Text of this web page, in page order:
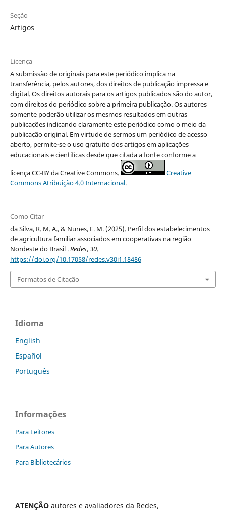
Seção
Artigos
Licença
A submissão de originais para este periódico implica na
transferência, pelos autores, dos direitos de publicação impressa e
digital. Os direitos autorais para os artigos publicados são do autor,
com direitos do periódico sobre a primeira publicação. Os autores
somente poderão utilizar os mesmos resultados em outras
publicações indicando claramente este periódico como o meio da
publicação original. Em virtude de sermos um periódico de acesso
aberto, permite-se o uso gratuito dos artigos em aplicações
educacionais e científicas desde que citada a fonte conforme a
licença CC-BY da Creative Commons.
Creative
Commons Atribuição 4.0 Internacional.
Como Citar
da Silva, R. M. A., & Nunes, E. M. (2025). Perfil dos estabelecimentos
de agricultura familiar associados em cooperativas na região
Nordeste do Brasil .Redes,30.
https://doi.org/10.17058/redes.v30i1.18486
Formatos de Citação
Idioma
English
Español
Português
Informações
Para Leitores
Para Autores
Para Bibliotecários
ATENÇÃO autores e avaliadores da Redes,